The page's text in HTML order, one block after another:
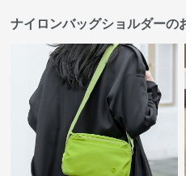
ナイロンバッグショルダーの